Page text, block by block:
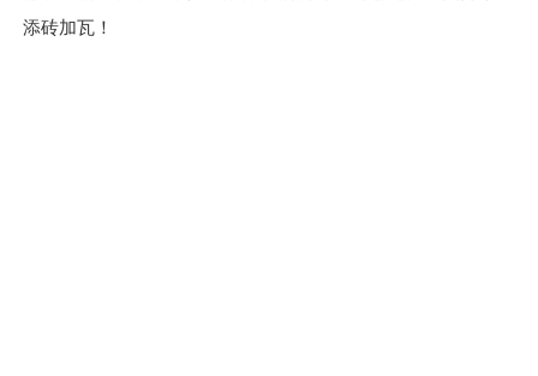
添砖加瓦！